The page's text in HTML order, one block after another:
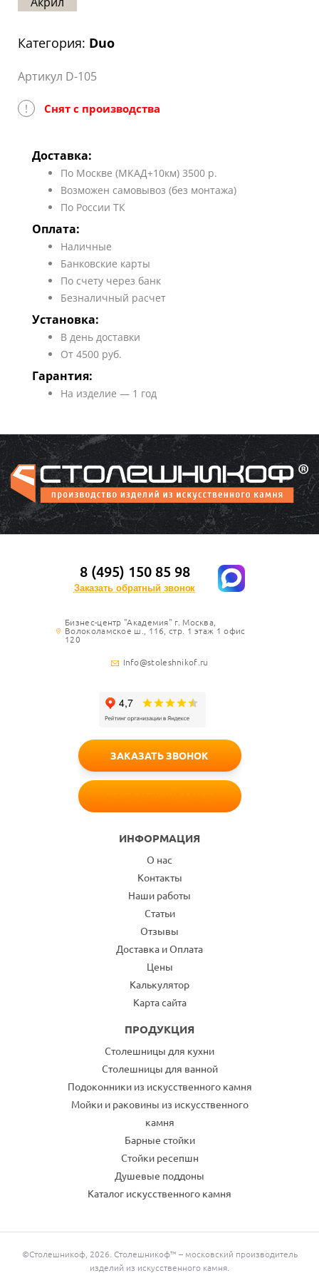
Карта
сайта
Категория: Duo
Артикул D-105
! Снят с производства
Доставка:
По Москве (МКАД+10км) 3500 р.
Возможен самовывоз (без монтажа)
По России ТК
Оплата:
Наличные
Банковские карты
По счету через банк
Безналичный расчет
Установка:
В день доставки
От 4500 руб.
Гарантия:
На изделие — 1 год
8 (495) 150 85 98
Заказать обратный звонок
Бизнес-центр "Академия" г. Москва,
Волоколамское ш., 116, стр. 1 этаж 1 офис
120
Info@stoleshnikof.ru
ИНФОРМАЦИЯ
О нас
Контакты
Наши работы
Статьи
Отзывы
Доставка и Оплата
Цены
Калькулятор
Карта сайта
ПРОДУКЦИЯ
Столешницы для кухни
Столешницы для ванной
Подоконники из искусственного камня
Мойки и раковины из искусственного
камня
Барные стойки
Стойки ресепшн
Душевые поддоны
Каталог искусственного камня
ЗАКАЗАТЬ ЗВОНОК
©Столешникоф, 2026. Столешникоф™ – московский производитель
изделий из искусственного камня.